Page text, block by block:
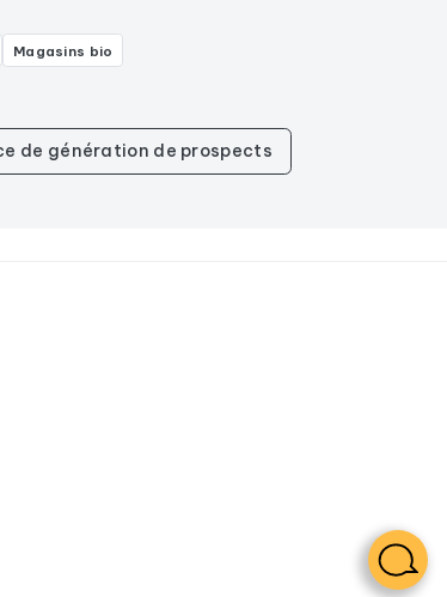
Magasins bio
de génération de prospects